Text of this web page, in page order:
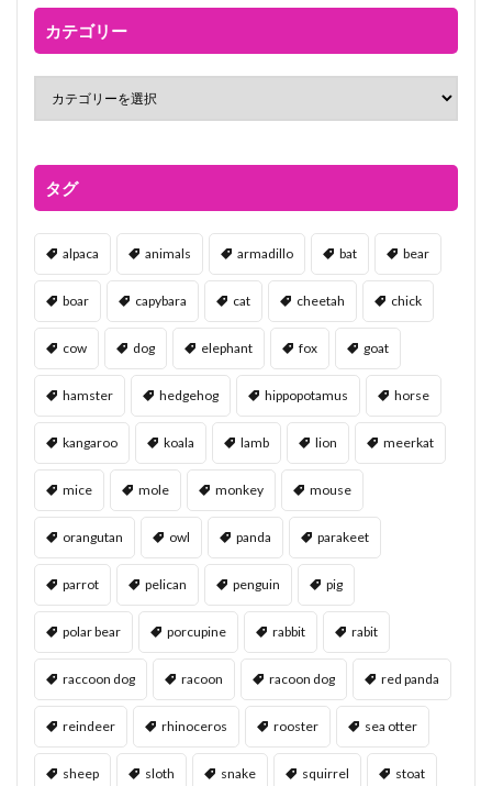
カテゴリー
タグ
alpaca animals armadillo bat bear
boar capybara cat cheetah chick
cow dog elephant fox goat
hamster hedgehog hippopotamus horse
kangaroo koala lamb lion meerkat
mice mole monkey mouse
orangutan owl panda parakeet
parrot pelican penguin pig
polar bear porcupine rabbit rabit
raccoon dog racoon racoon dog red panda
reindeer rhinoceros rooster sea otter
sheep sloth snake squirrel stoat